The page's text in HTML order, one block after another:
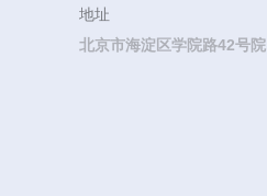
地址
北京市海淀区学院路42号院